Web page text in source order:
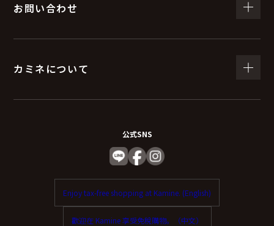
お問い合わせ
カミネについて
公式SNS
Enjoy tax-free shopping at Kamine. (English)
歡迎在 Kamine 享受免稅購物。（中文）